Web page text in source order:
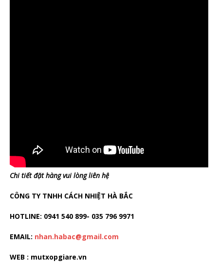
Chi tiết đặt hàng vui lòng liên hệ
CÔNG TY TNHH CÁCH NHIỆT HÀ BẮC
HOTLINE: 0941 540 899- 035 796 9971
EMAIL: nhan.habac@gmail.com
WEB : mutxopgiare.vn